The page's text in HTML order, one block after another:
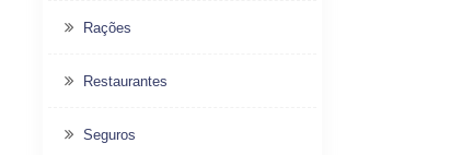
Rações
Restaurantes
Seguros